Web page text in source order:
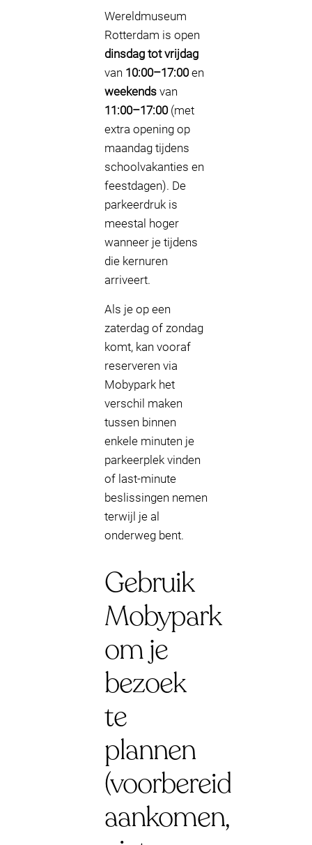
Wereldmuseum
Rotterdam is open
dinsdag tot vrijdag
van 10:00–17:00en
weekends van
11:00–17:00(met
extra opening op
maandag tijdens
schoolvakanties en
feestdagen). De
parkeerdruk is
meestal hoger
wanneer je tijdens
die kernuren
arriveert.
Als je op een
zaterdag of zondag
komt, kan vooraf
reserveren via
Mobypark het
verschil maken
tussen binnen
enkele minuten je
parkeerplek vinden
of last-minute
beslissingen nemen
terwijl je al
onderweg bent.
Gebruik
Mobypark
om je
bezoek
te
plannen
(voorbereid
aankomen,